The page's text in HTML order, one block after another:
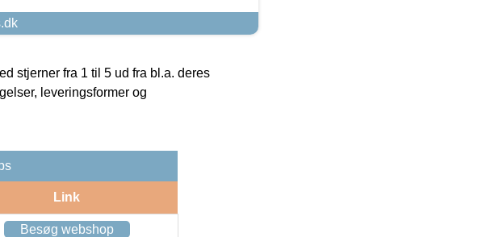
stjerner fra 1 til 5 ud fra bl.a. deres
leveringsformer og
Link
Besøg webshop